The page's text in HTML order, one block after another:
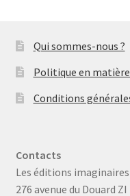
Qui sommes-nous ?
Politique en
Conditions
Contacts
Les éditions imaginaires
276 avenue du Douard